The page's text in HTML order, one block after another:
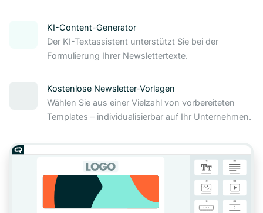
KI-Content-Generator
Der KI-Textassistent unterstützt Sie bei der
Formulierung Ihrer Newslettertexte.
Kostenlose Newsletter-Vorlagen
Wählen Sie aus einer Vielzahl von vorbereiteten
Templates – individualisierbar auf Ihr Unternehmen.